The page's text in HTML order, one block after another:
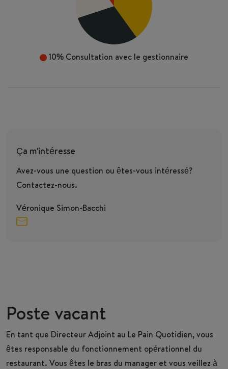
10% Consultation avec le gestionnaire
Ça m'intéresse
Avez-vous une question ou êtes-vous intéressé?
Contactez-nous.
Véronique Simon-Bacchi
Poste vacant
En tant que Directeur Adjoint au Le Pain Quotidien, vous
êtes responsable du fonctionnement opérationnel du
restaurant. Vous êtes le bras du manager et vous veillez à